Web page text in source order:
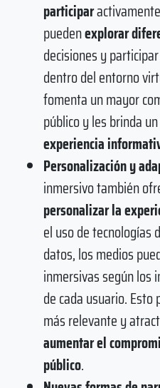
participar
puedenexplorar
decisiones y
dentro del entorno
fomenta un mayor
público y les brinda un
experiencia
Personalización y
inmersivo también
personalizar la
el uso de tecnologías
datos, los medios
inmersivas según los
de cada usuario.
más relevante y
aumentar el
público.